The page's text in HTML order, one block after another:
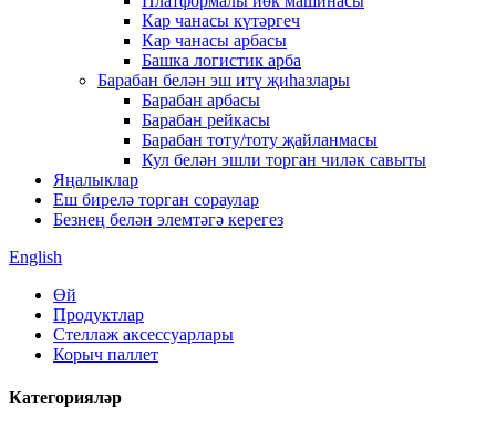
Кар чанасы күтәргеч
Кар чанасы арбасы
Башка логистик арба
Барабан белән эш итү җиһазлары
Барабан арбасы
Барабан рейкасы
Барабан тоту/тоту җайланмасы
Кул белән эшли торган чиләк савыты
Яңалыклар
Еш бирелә торган сораулар
Безнең белән элемтәгә керегез
English
Өй
Продуктлар
Стеллаж аксессуарлары
Корыч паллет
Категорияләр